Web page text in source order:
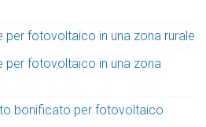
fotovoltaico in una zona rurale
fotovoltaico in una zona
bonificato per fotovoltaico